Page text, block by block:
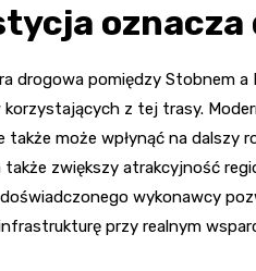
oznacza
drogowa pomiędzy Stobnem a
z tej trasy.
także może wpłynąć na
także zwiększy atrakcyjność
wykonawcy
przy realnym